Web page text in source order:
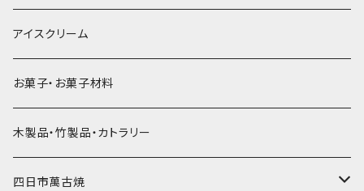
氷アイテム
無添加瓶シロップ
発泡スチロールプリント柄
プラスチック・スプーン
プラスチック・スプーンストロー
コンデンスミルク・練乳・あんこ
かき氷セット
その他かき氷用品
ドライアイス8ｋｇ
ドライアイス10ｋｇ
ドライアイス15ｋｇ
ドライアイス20ｋｇ
タンブラー
かき氷器
パスタ・スパゲッティ
惣菜
アイスクリーム
お菓子・お菓子材料
木製品・竹製品・カトラリー
四日市萬古焼